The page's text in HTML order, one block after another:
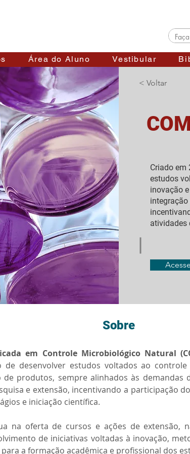
Área do Aluno Vestibular
< Voltar
Criado em
estudos
inovação
integração
atividades
Sobre
em Controle Microbiológico Natural
de desenvolver estudos voltados ao
de produtos, sempre alinhados às
e extensão, incentivando a participação
e iniciação científica.
na oferta de cursos e ações de extensão,
de iniciativas voltadas à inovação,
a formação acadêmica e profissional dos